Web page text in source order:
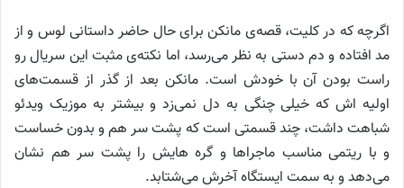
اگرچه که در کلیت، قصه‌ی مانکن برای حال حاضر داستانی لوس و از
مد افتاده و دم دستی به نظر می‌رسد، اما نکته‌ی مثبت این سریال رو
راست بودن آن با خودش است. مانکن بعد از گذر از قسمت‌های
اولیه اش که خیلی چنگی به دل نمی‌زد و بیشتر به موزیک ویدئو
شباهت داشت، چند قسمتی است که پشت سر هم و بدون خساست
و با ریتمی مناسب ماجرا‌ها و گره هایش را پشت سر هم نشان
می‌دهد و به سمت ایستگاه آخرش می‌شتابد.